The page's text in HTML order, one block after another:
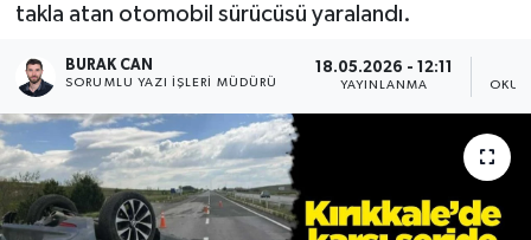
takla atan otomobil sürücüsü yaralandı.
BURAK CAN
SORUMLU YAZI İŞLERI MÜDÜRÜ
18.05.2026 - 12:11
YAYINLANMA
Son Dakika Haberleri
Haber Arşivi